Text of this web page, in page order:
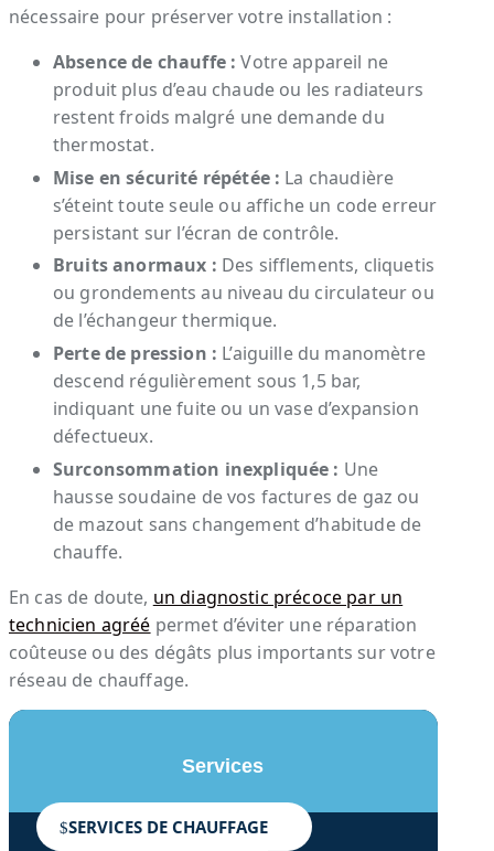
nécessaire pour préserver votre installation :
Absence de chauffe : Votre appareil ne
produit plus d’eau chaude ou les radiateurs
restent froids malgré une demande du
thermostat.
Mise en sécurité répétée : La chaudière
s’éteint toute seule ou affiche un code erreur
persistant sur l’écran de contrôle.
Bruits anormaux : Des sifflements, cliquetis
ou grondements au niveau du circulateur ou
de l’échangeur thermique.
Perte de pression : L’aiguille du manomètre
descend régulièrement sous 1,5 bar,
indiquant une fuite ou un vase d’expansion
défectueux.
Surconsommation inexpliquée : Une
hausse soudaine de vos factures de gaz ou
de mazout sans changement d’habitude de
chauffe.
En cas de doute, un diagnostic précoce par un
technicien agréé permet d’éviter une réparation
coûteuse ou des dégâts plus importants sur votre
réseau de chauffage.
Services
SERVICES DE CHAUFFAGE